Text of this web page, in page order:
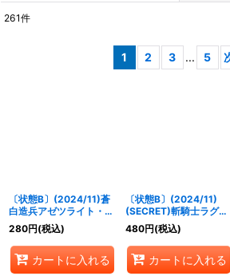
261件
1 2 3 ... 5
〔状態B〕(2024/11)蒼
白造兵アゼツライト・ゴ
レム【X】{BSC44-
RVX03}《青》
280円(税込)
カートに入れる
〔状態B〕(2024/11)
(SECRET)斬騎士ラグマ
ンティス(BSC44収録)
【R-SEC】{BS49-036}
《緑》
480円(税込)
カートに入れる